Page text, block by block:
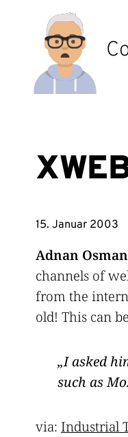
15. Januar 2003
Adnan
channels of
from the
old! This can
I asked
such as
via: Industrial